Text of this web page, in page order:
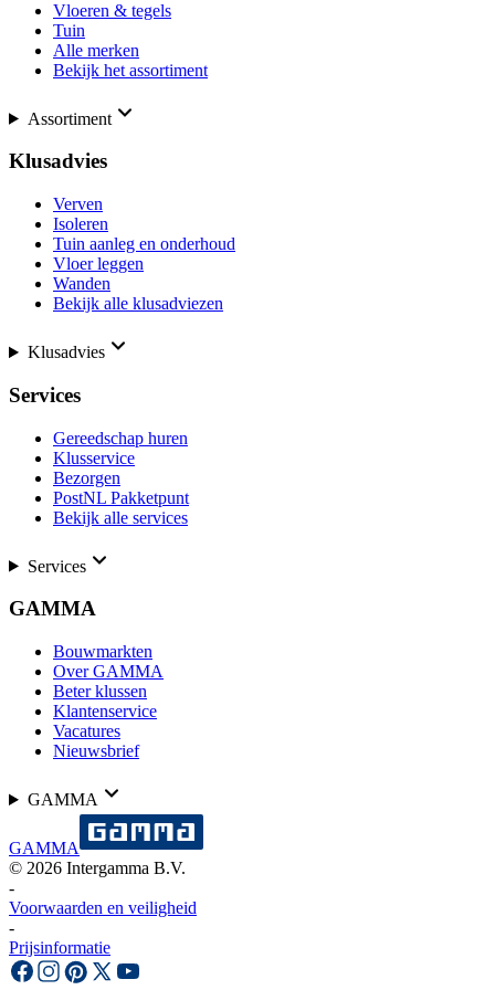
Vloeren & tegels
Tuin
Alle merken
Bekijk het assortiment
Assortiment
Klusadvies
Verven
Isoleren
Tuin aanleg en onderhoud
Vloer leggen
Wanden
Bekijk alle klusadviezen
Klusadvies
Services
Gereedschap huren
Klusservice
Bezorgen
PostNL Pakketpunt
Bekijk alle services
Services
GAMMA
Bouwmarkten
Over GAMMA
Beter klussen
Klantenservice
Vacatures
Nieuwsbrief
GAMMA
GAMMA
© 2026 Intergamma B.V.
-
Voorwaarden en veiligheid
-
Prijsinformatie